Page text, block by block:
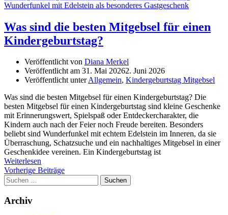
Was sind die besten Mitgebsel für einen
Kindergeburtstag?
Veröffentlicht von Diana Merkel
Veröffentlicht am 31. Mai 20262. Juni 2026
Veröffentlicht unterAllgemein, Kindergeburtstag Mitgebsel
Was sind die besten Mitgebsel für einen Kindergeburtstag? Die
besten Mitgebsel für einen Kindergeburtstag sind kleine Geschenke
mit Erinnerungswert, Spielspaß oder Entdeckercharakter, die
Kindern auch nach der Feier noch Freude bereiten. Besonders
beliebt sind Wunderfunkel mit echtem Edelstein im Inneren, da sie
Überraschung, Schatzsuche und ein nachhaltiges Mitgebsel in einer
Geschenkidee vereinen. Ein Kindergeburtstag ist
Weiterlesen
Beitragsnavigation
Vorherige Beiträge
Suchen
nach:
Archiv